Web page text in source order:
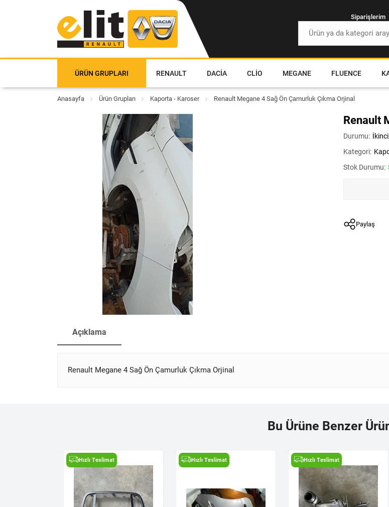
Siparişlerim
ÜRÜN GRUPLARI RENAULT DACIA CLIO MEGANE FLUENCE
Anasayfa Ürün Grupları Kaporta - Karoser Renault Megane 4 Sağ Ön Çamurluk Çıkma Orjinal
Renault
Durumu: İkinci
Kategori:
Stok Durumu:
Paylaş
Açıklama
Renault Megane 4 Sağ Ön Çamurluk Çıkma Orjinal
Bu Ürüne Benzer
Hızlı Teslimat Hızlı Teslimat Hızlı Teslimat